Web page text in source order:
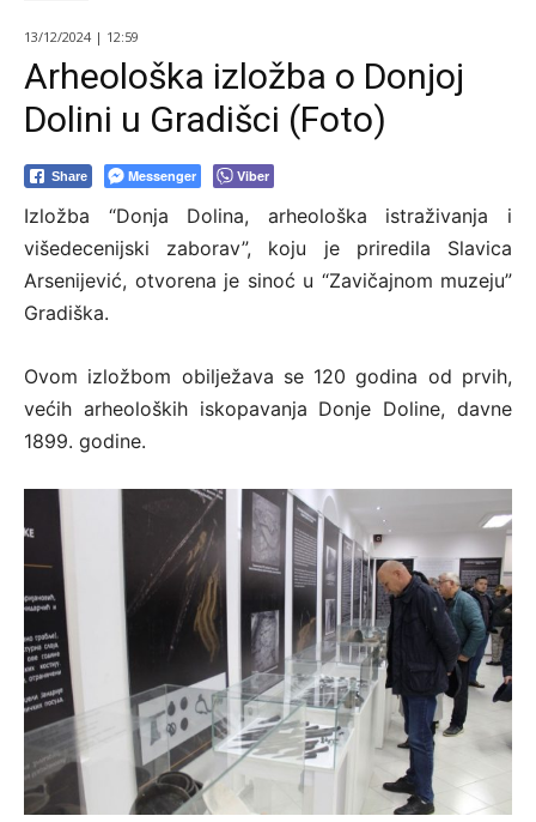
13/12/2024 | 12:59
Arheološka izložba o Donjoj
Dolini u Gradišci (Foto)
Share Messenger Viber
Izložba “Donja Dolina, arheološka istraživanja i
višedecenijski zaborav”, koju je priredila Slavica
Arsenijević, otvorena je sinoć u “Zavičajnom muzeju”
Gradiška.
Ovom izložbom obilježava se 120 godina od prvih,
većih arheoloških iskopavanja Donje Doline, davne
1899. godine.